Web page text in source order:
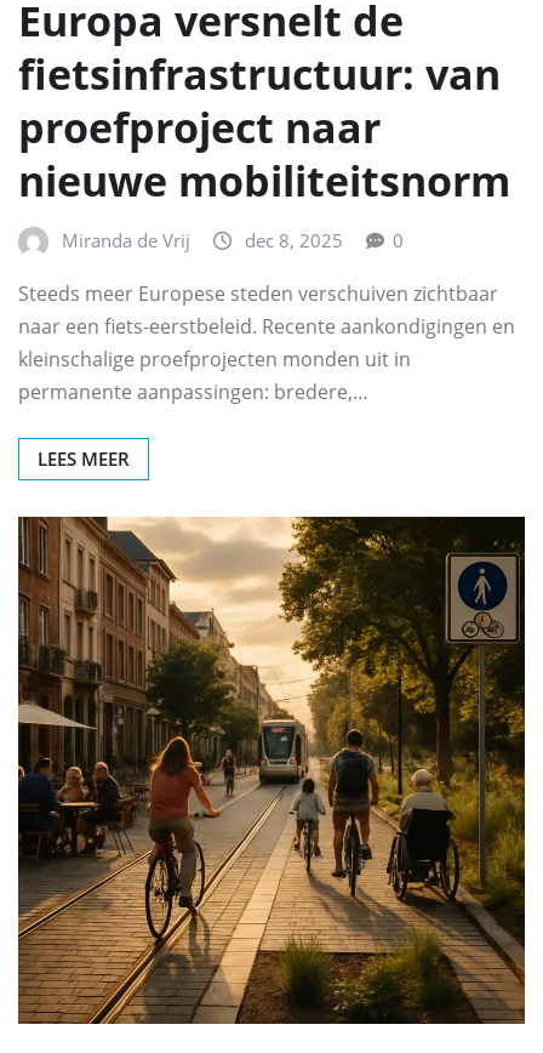
Europa versnelt de
fietsinfrastructuur: van
proefproject naar
nieuwe mobiliteitsnorm
Miranda de Vrij dec 8, 2025 0
Steeds meer Europese steden verschuiven zichtbaar
naar een fiets‑eerstbeleid. Recente aankondigingen en
kleinschalige proefprojecten monden uit in
permanente aanpassingen: bredere,…
LEES MEER